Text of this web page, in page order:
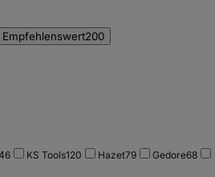
Empfehlenswert200
KS Tools120 Hazet79 Gedore68